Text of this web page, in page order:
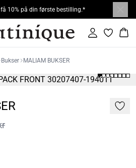
10% på din første bestilling.*
Logg inn
Bukser MALIAM BUKSER